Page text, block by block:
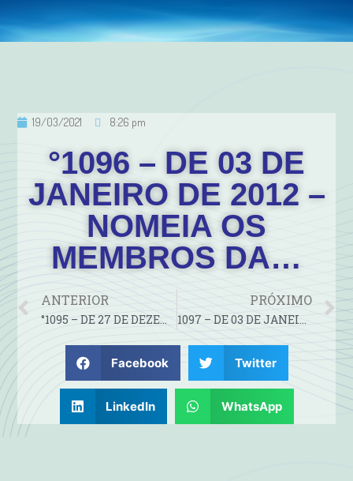
19/03/2021 8:26 pm
°1096 – DE 03 DE
JANEIRO DE 2012 –
NOMEIA OS
MEMBROS DA…
ANTERIOR
°1095 – DE 27 DE DEZEMBRO DE 2011 – CONCEDE FÉRIAS AOS…
PRÓXIMO
1097 – DE 03 DE JANEIRO DE 2012- NOMEIA PREGOEIRO E…
Facebook Twitter
LinkedIn WhatsApp